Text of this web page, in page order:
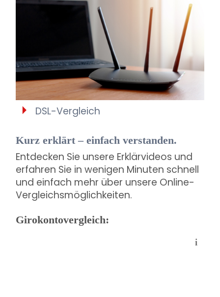
DSL-Vergleich
Kurz erklärt – einfach verstanden.
Entdecken Sie unsere Erklärvideos und
erfahren Sie in wenigen Minuten schnell
und einfach mehr über unsere Online-
Vergleichsmöglichkeiten.
Girokontovergleich:
i